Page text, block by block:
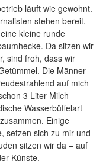
läuft wie gewohnt.
stehen bereit.
kleine runde
Da sitzen wir
sind froh, dass wir
Die Männer
auf mich
3 Liter Milch
Wasserbüffelart
Einige
setzen sich zu mir und
sitzen wir da – auf
Künste.